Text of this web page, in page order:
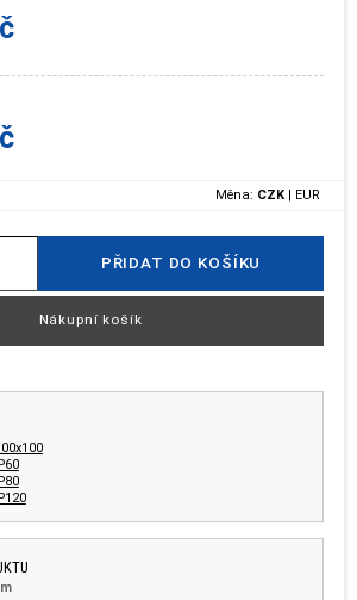
Měna: CZK | EUR
PŘIDAT DO KOŠÍKU
Nákupní košík